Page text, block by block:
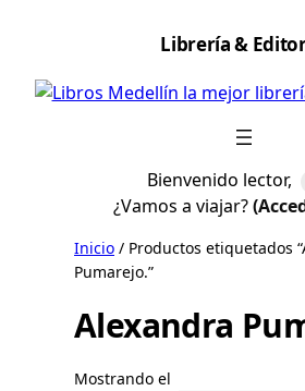
contenido
Librería &
Bienvenido lector,
¿Vamos a viajar?
Inicio / Productos etiquetados
Pumarejo.”
Alexandra
Mostrando el